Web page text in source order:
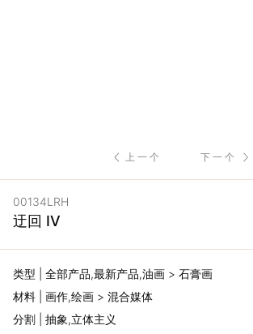
联
精
选
上一个 下一个
00134LRH
迂回 IV
类型 | 全部产品,最新产品,油画 > 石膏画
材料 | 画作,绘画 > 混合媒体
分割 | 抽象,立体主义